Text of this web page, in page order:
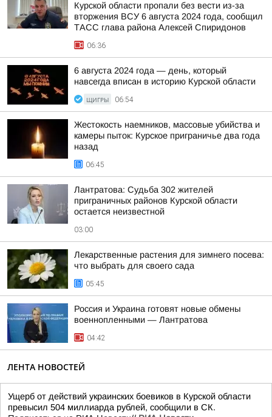
Курской области пропали без вести из-за
вторжения ВСУ 6 августа 2024 года, сообщил
ТАСС глава района Алексей Спиридонов
06:36
6 августа 2024 года — день, который
навсегда вписан в историю Курской области
ЩИГРЫ 06:54
Жестокость наемников, массовые убийства и
камеры пыток: Курское приграничье два года
назад
06:45
Лантратова: Судьба 302 жителей
приграничных районов Курской области
остается неизвестной
03:00
Лекарственные растения для зимнего посева:
что выбрать для своего сада
05:45
Россия и Украина готовят новые обмены
военнопленными — Лантратова
04:42
ЛЕНТА НОВОСТЕЙ
Ущерб от действий украинских боевиков в Курской области
превысил 504 миллиарда рублей, сообщили в СК.